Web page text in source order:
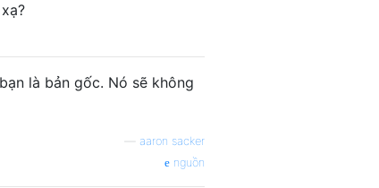
là bản gốc. Nó sẽ không
aaron sacker
nguồn